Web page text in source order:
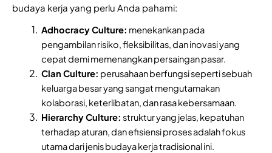
budaya kerja yang perlu Anda pahami:
Adhocracy Culture: menekankan pada
pengambilan risiko, fleksibilitas, dan inovasi yang
cepat demi memenangkan persaingan pasar.
Clan Culture: perusahaan berfungsi seperti sebuah
keluarga besar yang sangat mengutamakan
kolaborasi, keterlibatan, dan rasa kebersamaan.
Hierarchy Culture: struktur yang jelas, kepatuhan
terhadap aturan, dan efisiensi proses adalah fokus
utama dari jenis budaya kerja tradisional ini.